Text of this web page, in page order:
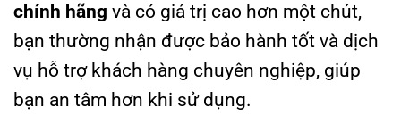
chính hãng và có giá trị cao hơn một chút,
bạn thường nhận được bảo hành tốt và dịch
vụ hỗ trợ khách hàng chuyên nghiệp, giúp
bạn an tâm hơn khi sử dụng.